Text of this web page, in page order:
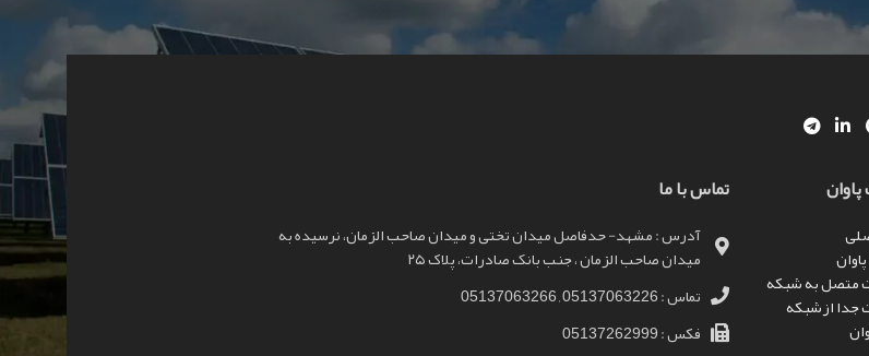
متصل به شبکه
جدا ازشبکه
تماس با ما
آدرس : مشهد- حدفاصل میدان تختی و میدان صاحب الزمان، نرسیده به
میدان صاحب الزمان ، جنب بانک صادرات، پلاک ۲۵
تماس : 05137063226 , 05137063266
فکس : 05137262999